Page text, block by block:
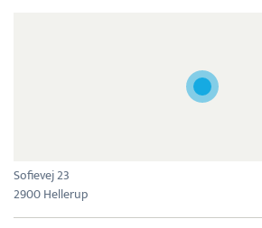
Sofievej 23
2900 Hellerup